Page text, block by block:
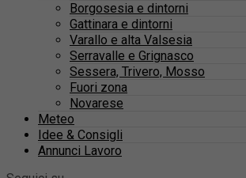
Borgosesia e dintorni
Gattinara e dintorni
Varallo e alta Valsesia
Serravalle e Grignasco
Sessera, Trivero, Mosso
Fuori zona
Novarese
Meteo
Idee & Consigli
Annunci Lavoro